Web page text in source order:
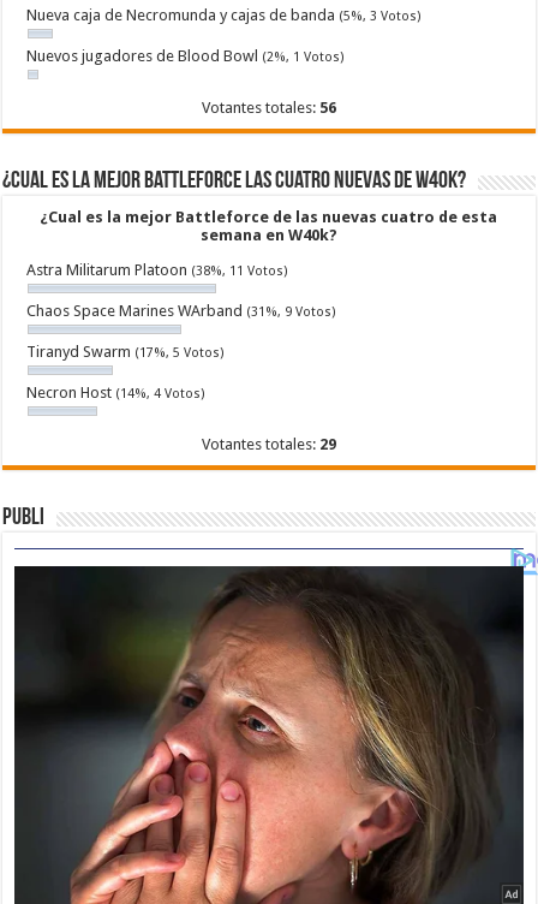
Nueva caja de Necromunda y cajas de banda (5%, 3 Votos)
Nuevos jugadores de Blood Bowl (2%, 1 Votos)
Votantes totales: 56
¿Cual es la mejor Battleforce las cuatro nuevas de W40k?
¿Cual es la mejor Battleforce de las nuevas cuatro de esta
semana en W40k?
Astra Militarum Platoon (38%, 11 Votos)
Chaos Space Marines WArband (31%, 9 Votos)
Tiranyd Swarm (17%, 5 Votos)
Necron Host (14%, 4 Votos)
Votantes totales: 29
Publi